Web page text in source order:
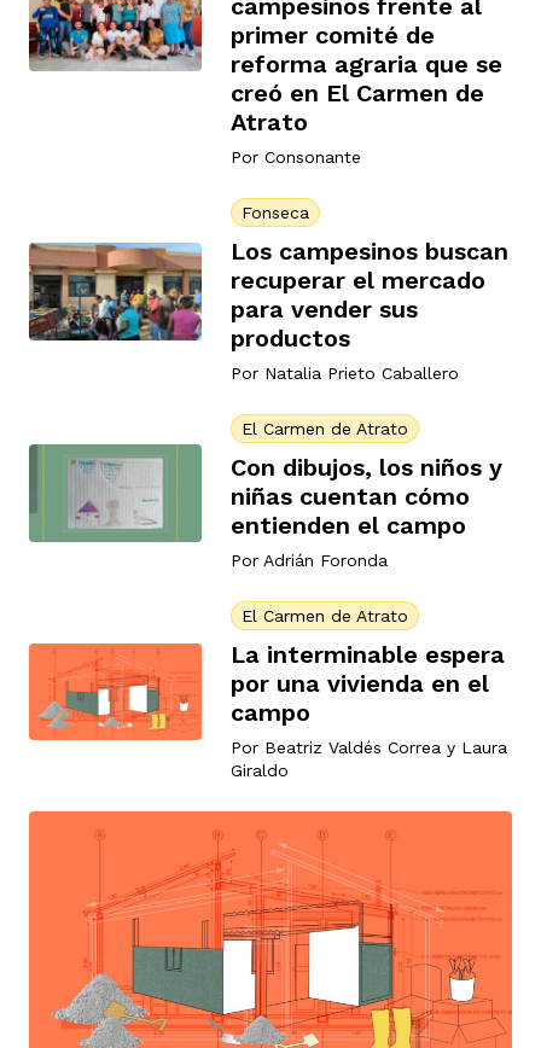
campesinos frente al
primer comité de
reforma agraria que se
creó en El Carmen de
Atrato
Por Consonante
Fonseca
Los campesinos buscan
recuperar el mercado
para vender sus
productos
Por Natalia Prieto Caballero
El Carmen de Atrato
Con dibujos, los niños y
niñas cuentan cómo
entienden el campo
Por Adrián Foronda
El Carmen de Atrato
La interminable espera
por una vivienda en el
campo
Por Beatriz Valdés Correa y Laura
Giraldo
del Cesar